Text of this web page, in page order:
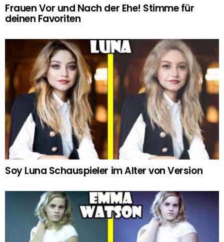
Frauen Vor und Nach der Ehe! Stimme für
deinen Favoriten
Soy Luna Schauspieler im Alter von Version